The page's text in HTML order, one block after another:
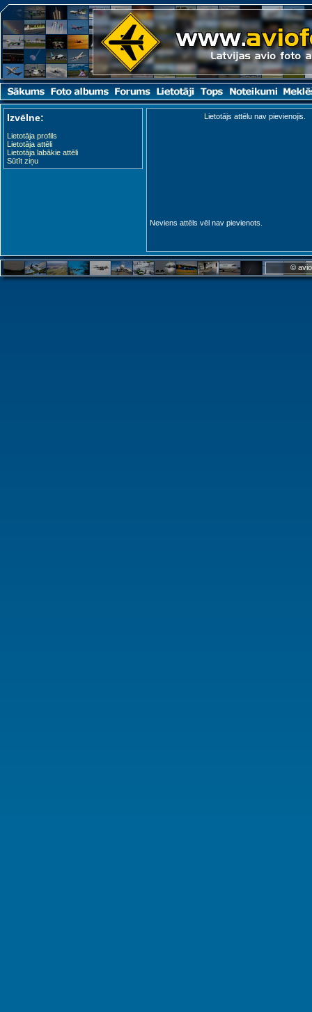
Izvēlne:
Lietotāja profils
Lietotāja attēli
Lietotāja labākie attēli
Sūtīt ziņu
Lietotājs attēlu nav pievienojis.
Neviens attēls vēl nav pievienots.
©